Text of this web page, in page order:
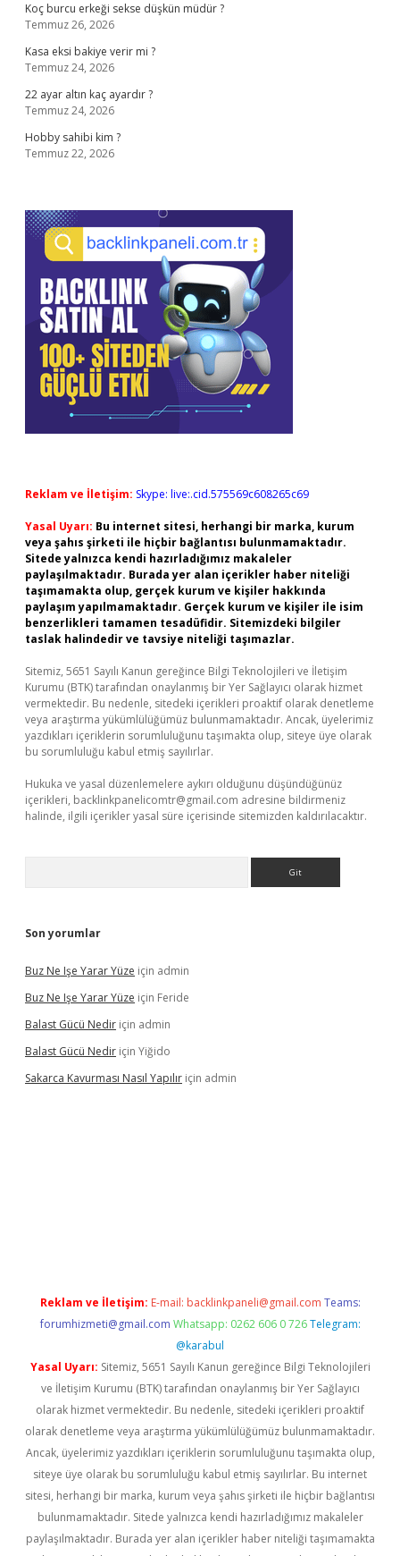
Koç burcu erkeği sekse düşkün müdür ?
Temmuz 26, 2026
Kasa eksi bakiye verir mi ?
Temmuz 24, 2026
22 ayar altın kaç ayardır ?
Temmuz 24, 2026
Hobby sahibi kim ?
Temmuz 22, 2026
Reklam ve İletişim: Skype: live:.cid.575569c608265c69
Yasal Uyarı: Bu internet sitesi, herhangi bir marka, kurum
veya şahıs şirketi ile hiçbir bağlantısı bulunmamaktadır.
Sitede yalnızca kendi hazırladığımız makaleler
paylaşılmaktadır. Burada yer alan içerikler haber niteliği
taşımamakta olup, gerçek kurum ve kişiler hakkında
paylaşım yapılmamaktadır. Gerçek kurum ve kişiler ile isim
benzerlikleri tamamen tesadüfidir. Sitemizdeki bilgiler
taslak halindedir ve tavsiye niteliği taşımazlar.
Sitemiz, 5651 Sayılı Kanun gereğince Bilgi Teknolojileri ve İletişim
Kurumu (BTK) tarafından onaylanmış bir Yer Sağlayıcı olarak hizmet
vermektedir. Bu nedenle, sitedeki içerikleri proaktif olarak denetleme
veya araştırma yükümlülüğümüz bulunmamaktadır. Ancak, üyelerimiz
yazdıkları içeriklerin sorumluluğunu taşımakta olup, siteye üye olarak
bu sorumluluğu kabul etmiş sayılırlar.
Hukuka ve yasal düzenlemelere aykırı olduğunu düşündüğünüz
içerikleri, backlinkpanelicomtr@gmail.com adresine bildirmeniz
halinde, ilgili içerikler yasal süre içerisinde sitemizden kaldırılacaktır.
Son yorumlar
Buz Ne Işe Yarar Yüze için admin
Buz Ne Işe Yarar Yüze için Feride
Balast Gücü Nedir için admin
Balast Gücü Nedir için Yiğido
Sakarca Kavurması Nasıl Yapılır için admin
Reklam ve İletişim: E-mail: backlinkpaneli@gmail.com Teams:
forumhizmeti@gmail.com Whatsapp: 0262 606 0 726 Telegram:
@karabul
Yasal Uyarı: Sitemiz, 5651 Sayılı Kanun gereğince Bilgi Teknolojileri
ve İletişim Kurumu (BTK) tarafından onaylanmış bir Yer Sağlayıcı
olarak hizmet vermektedir. Bu nedenle, sitedeki içerikleri proaktif
olarak denetleme veya araştırma yükümlülüğümüz bulunmamaktadır.
Ancak, üyelerimiz yazdıkları içeriklerin sorumluluğunu taşımakta olup,
siteye üye olarak bu sorumluluğu kabul etmiş sayılırlar. Bu internet
sitesi, herhangi bir marka, kurum veya şahıs şirketi ile hiçbir bağlantısı
bulunmamaktadır. Sitede yalnızca kendi hazırladığımız makaleler
paylaşılmaktadır. Burada yer alan içerikler haber niteliği taşımamakta